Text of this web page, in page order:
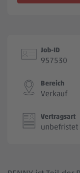
Job-ID
957530
Bereich
Verkauf
Vertragsart
unbefristet